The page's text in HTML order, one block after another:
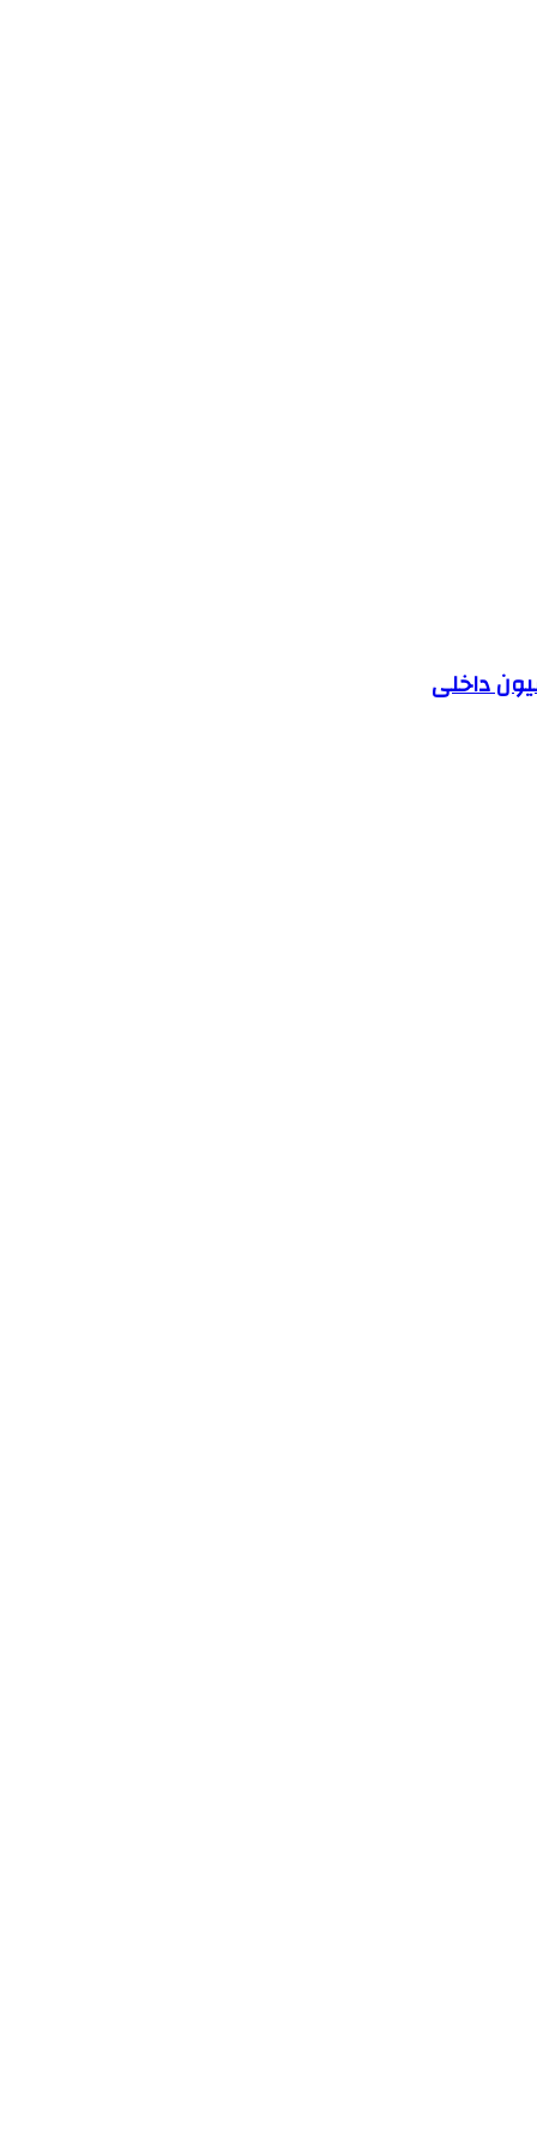
داخلی